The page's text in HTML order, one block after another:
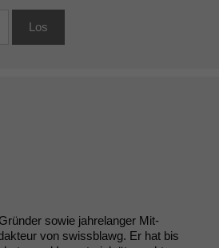
sowie jahrelanger Mit-
von swissblawg. Er hat bis
Cookies sind
nicht